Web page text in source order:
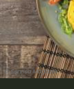
© Servisa Magazin